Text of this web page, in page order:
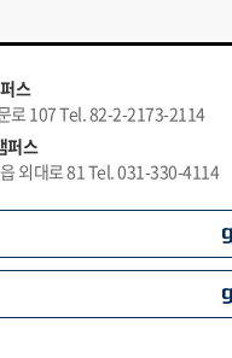
스
로 107 Tel. 82-2-2173-2114
퍼스
외대로 81 Tel. 031-330-4114